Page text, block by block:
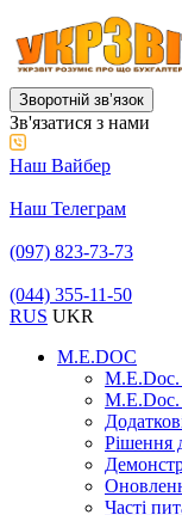
Зворотній звʼязок
Зв'язатися з нами
Наш Вайбер
Наш Телеграм
(097) 823-73-73
(044) 355-11-50
RUS UKR
M.E.DOC
M.E.Doc.
Рішення
Часті